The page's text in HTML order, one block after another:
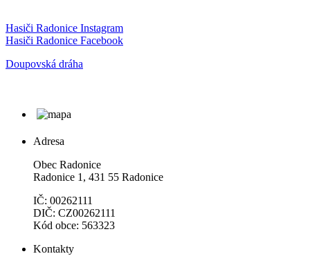
Hasiči Radonice Instagram
Hasiči Radonice Facebook
Doupovská dráha
Adresa
Obec Radonice
Radonice 1, 431 55 Radonice
IČ: 00262111
DIČ: CZ00262111
Kód obce: 563323
Kontakty